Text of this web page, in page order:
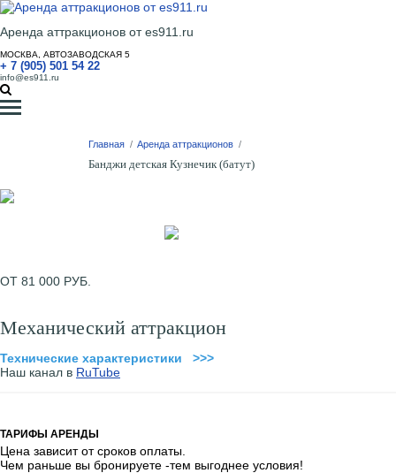
Аренда аттракционов от es911.ru
МОСКВА, АВТОЗАВОДСКАЯ 5
+ 7 (905) 501 54 22
info@es911.ru
Главная / Аренда аттракционов /
Банджи детская Кузнечик (батут)
ОТ 81 000 РУБ.
Механический аттракцион
Технические характеристики >>>
Наш канал в RuTube
ТАРИФЫ АРЕНДЫ
Цена зависит от сроков оплаты.
Чем раньше вы бронируете -тем выгоднее условия!